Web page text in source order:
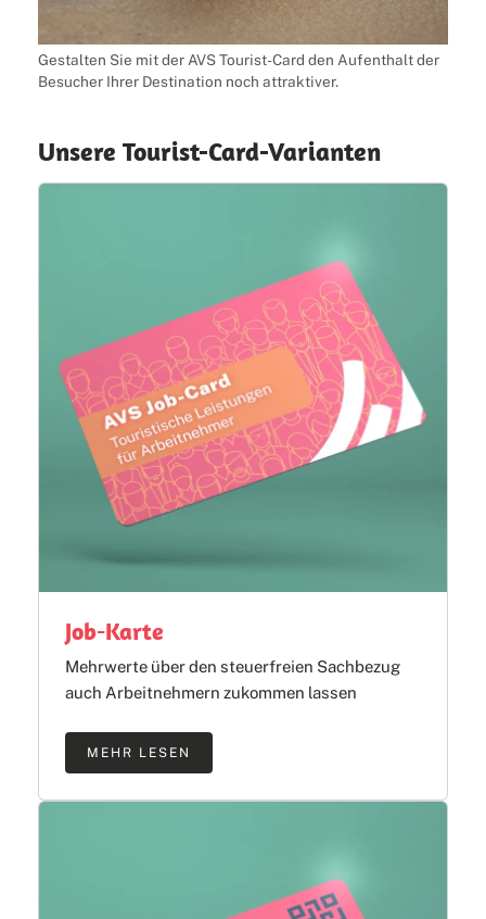
Gestalten Sie mit der AVS Tourist-Card den Aufenthalt der
Besucher Ihrer Destination noch attraktiver.
Unsere Tourist-Card-Varianten
Job-Karte
Mehrwerte über den steuerfreien Sachbezug
auch Arbeitnehmern zukommen lassen
MEHR LESEN